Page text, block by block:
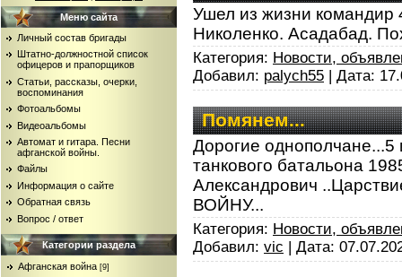
Меню сайта
Личный состав бригады
Штатно-должностной список
офицеров и прапорщиков
Статьи, рассказы, очерки,
воспоминания
Фотоальбомы
Видеоальбомы
Автомат и гитара. Песни
афганской войны.
Файлы
Информация о сайте
Обратная связь
Вопрос / ответ
Категории раздела
Афганская война [9]
Ушел из жизни командир
Николенко. Асадабад.
Категория: Новости,
Добавил: palych55 | Дата:
Помянем...
Дорогие
танкового батальона
Александрович
ВОЙНУ...
Категория: Новости,
Добавил: vic | Дата: